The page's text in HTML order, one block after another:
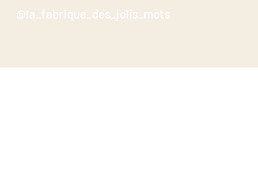
@la_fabrique_des_jolis_mots